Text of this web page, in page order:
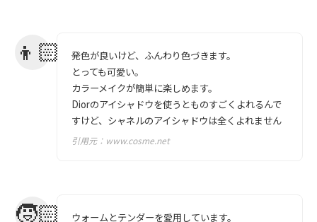
発色が良いけど、ふんわり色づきます。
とっても可愛い。
カラーメイクが簡単に楽しめます。
Diorのアイシャドウを使うとものすごくよれるんで
すけど、シャネルのアイシャドウは全くよれません
引用元： www.cosme.net
ウォームとテンダーを愛用しています。